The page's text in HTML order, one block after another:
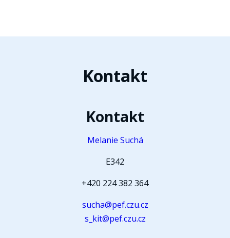
Kontakt
Kontakt
Melanie Suchá
E342
+420 224 382 364
sucha@pef.czu.cz
s_kit@pef.czu.cz